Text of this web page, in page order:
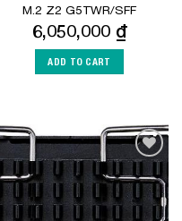
M.2 Z2 G5TWR/SFF
6,050,000 ₫
ADD TO CART
Wishlist